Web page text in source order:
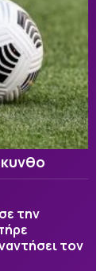
την
τον